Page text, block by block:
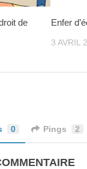
de
Enfer
3 AVRIL
0 Pings 2